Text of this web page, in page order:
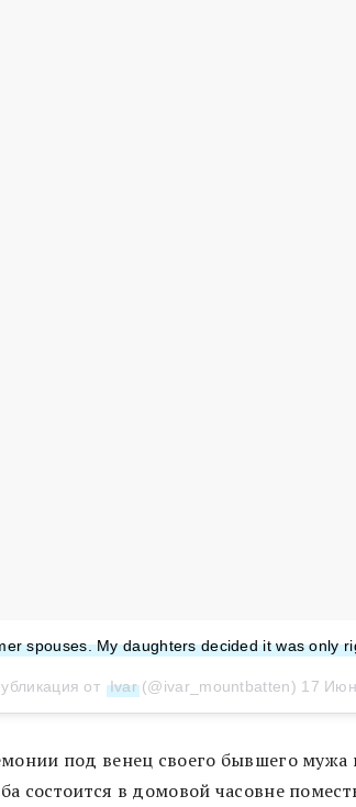
spouses. My daughters decided it was only
от Ivar(@ivar_mountbatten) 17
под венец своего бывшего
состоится в домовой часовне